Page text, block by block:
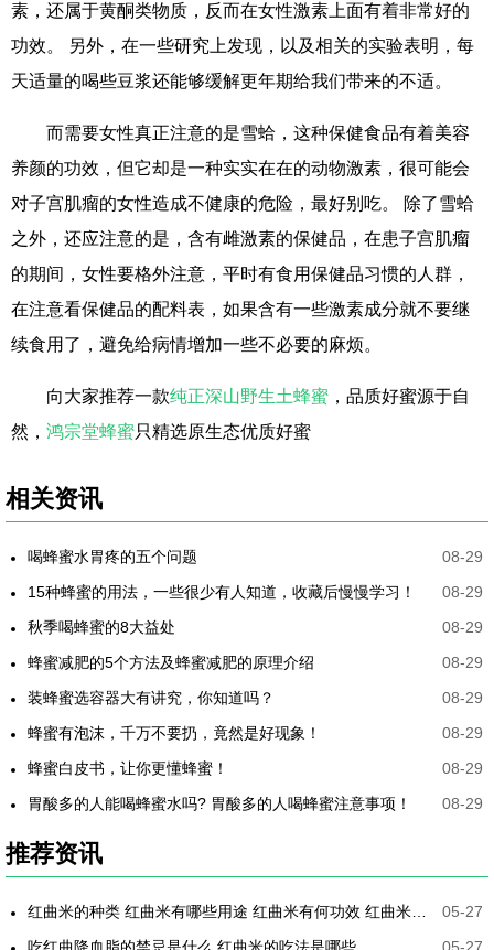
素，还属于黄酮类物质，反而在女性激素上面有着非常好的
功效。 另外，在一些研究上发现，以及相关的实验表明，每
天适量的喝些豆浆还能够缓解更年期给我们带来的不适。
而需要女性真正注意的是雪蛤，这种保健食品有着美容
养颜的功效，但它却是一种实实在在的动物激素，很可能会
对子宫肌瘤的女性造成不健康的危险，最好别吃。 除了雪蛤
之外，还应注意的是，含有雌激素的保健品，在患子宫肌瘤
的期间，女性要格外注意，平时有食用保健品习惯的人群，
在注意看保健品的配料表，如果含有一些激素成分就不要继
续食用了，避免给病情增加一些不必要的麻烦。
向大家推荐一款纯正深山野生土蜂蜜 ，品质好蜜源于自
然， 鸿宗堂蜂蜜只精选原生态优质好蜜
相关资讯
喝蜂蜜水胃疼的五个问题
08-29
15种蜂蜜的用法，一些很少有人知道，收藏后慢慢学习！
08-29
秋季喝蜂蜜的8大益处
08-29
蜂蜜减肥的5个方法及蜂蜜减肥的原理介绍
08-29
装蜂蜜选容器大有讲究，你知道吗？
08-29
蜂蜜有泡沫，千万不要扔，竟然是好现象！
08-29
蜂蜜白皮书，让你更懂蜂蜜！
08-29
胃酸多的人能喝蜂蜜水吗? 胃酸多的人喝蜂蜜注意事项！
08-29
推荐资讯
05-27